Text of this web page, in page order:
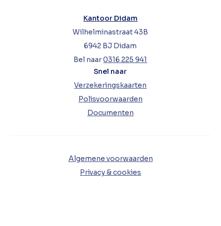
Kantoor Didam
Wilhelminastraat 43B
6942 BJ Didam
Bel naar0316 225 941
Snel naar
Verzekeringskaarten
Polisvoorwaarden
Documenten
Algemene voorwaarden
Privacy & cookies